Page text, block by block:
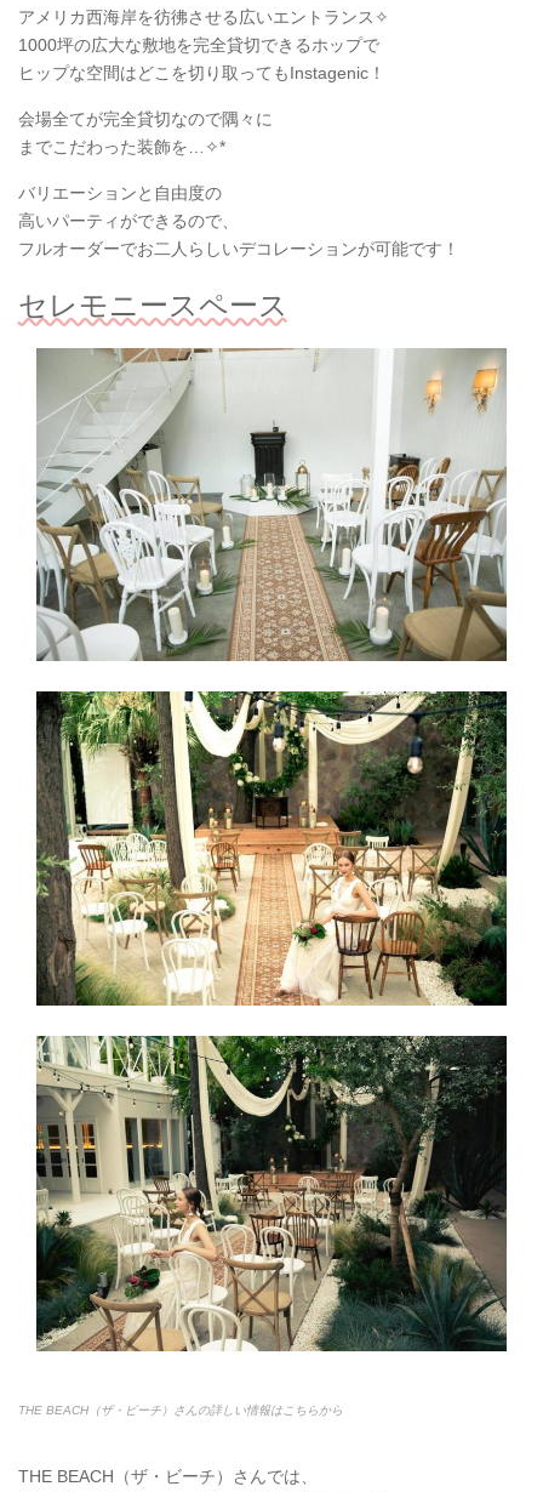
アメリカ西海岸を彷彿させる広いエントランス✧
1000坪の広大な敷地を完全貸切できるホップで
ヒップな空間はどこを切り取ってもInstagenic！
会場全てが完全貸切なので隅々に
までこだわった装飾を…✧*
バリエーションと自由度の
高いパーティができるので、
フルオーダーでお二人らしいデコレーションが可能です！
セレモニースペース
THE BEACH（ザ・ビーチ）さんの詳しい情報はこちらから
THE BEACH（ザ・ビーチ）さんでは、